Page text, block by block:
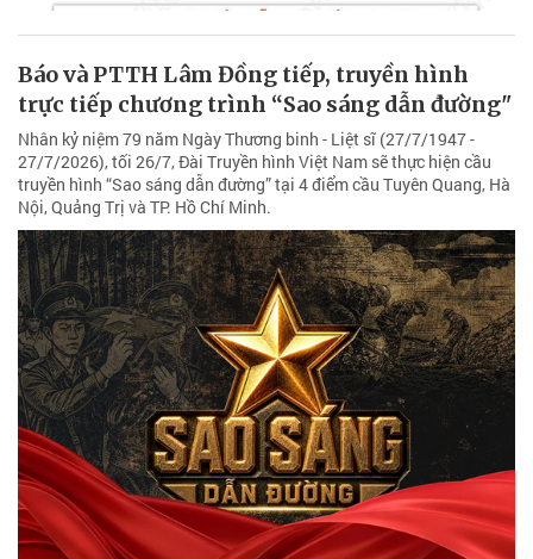
Báo và PTTH Lâm Đồng tiếp, truyền hình
trực tiếp chương trình “Sao sáng dẫn đường"
Nhân kỷ niệm 79 năm Ngày Thương binh - Liệt sĩ (27/7/1947 -
27/7/2026), tối 26/7, Đài Truyền hình Việt Nam sẽ thực hiện cầu
truyền hình “Sao sáng dẫn đường” tại 4 điểm cầu Tuyên Quang, Hà
Nội, Quảng Trị và TP. Hồ Chí Minh.